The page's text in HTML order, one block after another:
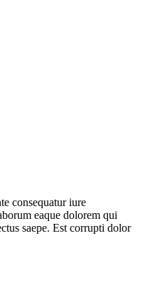
consequatur iure
eaque dolorem qui
saepe. Est corrupti dolor